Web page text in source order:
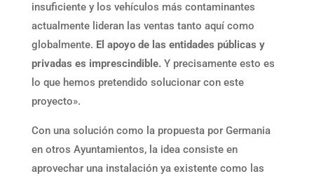
insuficiente y los vehículos más contaminantes
actualmente lideran las ventas tanto aquí como
globalmente. El apoyo de las entidades públicas y
privadas es imprescindible.Y precisamente esto es
lo que hemos pretendido solucionar con este
proyecto».
Con una solución como la propuesta por Germania
en otros Ayuntamientos, la idea consiste en
aprovechar una instalación ya existente como las